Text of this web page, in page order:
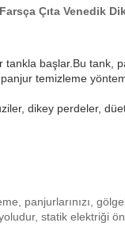
Çıta Venedik
başlar.Bu tank,
temizleme
dikey perdeler,
panjurlarınızı,
statik elektriği